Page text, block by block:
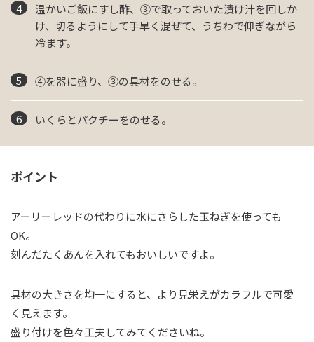
温かいご飯にすし酢、③で取っておいた漬け汁を回しか
け、切るようにして手早く混ぜて、うちわで仰ぎながら
冷ます。
④を器に盛り、③の具材をのせる。
いくらとパクチーをのせる。
ポイント
アーリーレッドの代わりに水にさらした玉ねぎを使っても
OK。
刻んだたくあんを入れてもおいしいですよ。
具材の大きさを均一にすると、より見栄えがカラフルで可愛
く見えます。
盛り付けを色々工夫してみてくださいね。